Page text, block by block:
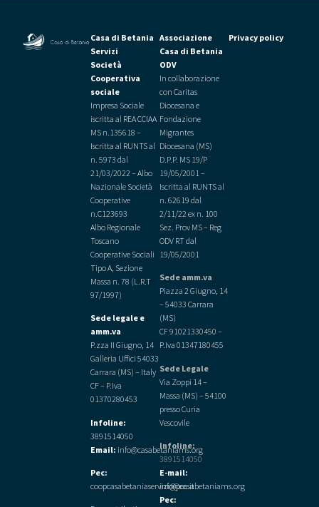
Casa di Betania
Servizi
Società
Cooperativa
sociale
Impresa Sociale
iscritta al REA CCIAA
MS n.135618 –
Iscritta al RUNTS al
n. 5973 dal
21/03/2022 –Albo
Nazionale Società
Cooperative
n.C123693
Albo Regionale
Toscano
Cooperative Sociali
Tipo A, Sezione
Massa n. 78 (L.R.T
97/1997)
Sede legale e
amm.va
P.zza II Giugno, 14
Galleria Uffici 54033
Carrara (MS) – Italy
CF – P.Iva
01370280453
Infoline:
3891514050
Email: info@casabetaniams.org
Pec:
coopcasabetaniaservizi@pec.it
Associazione
Casa di Betania
ODV
In collaborazione
con Caritas
Diocesana e
Fondazione
Migrantes
Diocesana (MS)
D.P.P. MS 19/P
19/05/2001 –
Iscritta al RUNTS al
n. 62619 dal
2/11/22 ex n. 100
Sez. Prov MS – Reg
ODV RT dal
19/05/2001
Sede amm.va
Piazza 2 Giugno, 14
– 54033 Carrara
(MS)
CF 91021330450 –
P.Iva 01347180455
Sede Legale
Via Zoppi 14 –
Massa (MS) – 54100
presso Curia
Vescovile
Infoline:
3891514050
E-mail:
info@casabetaniams.org
Pec:
Privacy policy